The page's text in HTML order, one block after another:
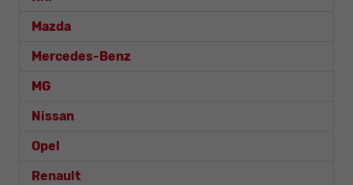
Mazda
Mercedes-Benz
MG
Nissan
Opel
Renault